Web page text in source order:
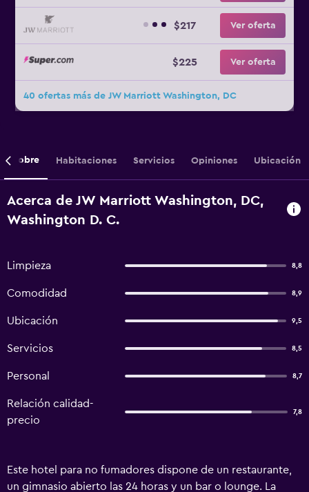
$217 Ver oferta
$225 Ver oferta
40 ofertas más de JW Marriott Washington, DC
Sobre Habitaciones Servicios Opiniones Ubicación
Acerca de JW Marriott Washington, DC,
Washington D. C.
Limpieza 8,8
Comodidad 8,9
Ubicación 9,5
Servicios 8,5
Personal 8,7
Relación calidad-
precio
7,8
Este hotel para no fumadores dispone de un restaurante,
un gimnasio abierto las 24 horas y un bar o lounge. La